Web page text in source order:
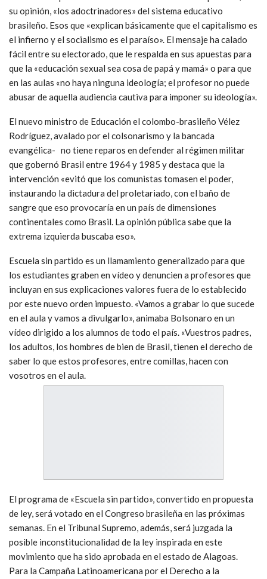
su opinión, «los adoctrinadores» del sistema educativo
brasileño. Esos que «explican básicamente que el capitalismo es
el infierno y el socialismo es el paraíso». El mensaje ha calado
fácil entre su electorado, que le respalda en sus apuestas para
que la «educación sexual sea cosa de papá y mamá» o para que
en las aulas «no haya ninguna ideología; el profesor no puede
abusar de aquella audiencia cautiva para imponer su ideología».
El nuevo ministro de Educación el colombo-brasileño Vélez
Rodríguez, avalado por el colsonarismo y la bancada
evangélica- no tiene reparos en defender al régimen militar
que gobernó Brasil entre 1964 y 1985 y destaca que la
intervención «evitó que los comunistas tomasen el poder,
instaurando la dictadura del proletariado, con el baño de
sangre que eso provocaría en un país de dimensiones
continentales como Brasil. La opinión pública sabe que la
extrema izquierda buscaba eso».
Escuela sin partido es un llamamiento generalizado para que
los estudiantes graben en vídeo y denuncien a profesores que
incluyan en sus explicaciones valores fuera de lo establecido
por este nuevo orden impuesto. «Vamos a grabar lo que sucede
en el aula y vamos a divulgarlo», animaba Bolsonaro en un
vídeo dirigido a los alumnos de todo el país. «Vuestros padres,
los adultos, los hombres de bien de Brasil, tienen el derecho de
saber lo que estos profesores, entre comillas, hacen con
vosotros en el aula.
El programa de «Escuela sin partido», convertido en propuesta
de ley, será votado en el Congreso brasileña en las próximas
semanas. En el Tribunal Supremo, además, será juzgada la
posible inconstitucionalidad de la ley inspirada en este
movimiento que ha sido aprobada en el estado de Alagoas.
Para la Campaña Latinoamericana por el Derecho a la